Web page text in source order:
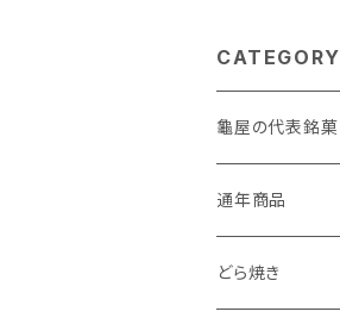
CATEGORY
龜屋の代表銘菓
亀の最中
こがね芋
通年商品
初雁シリーズ
どら焼き